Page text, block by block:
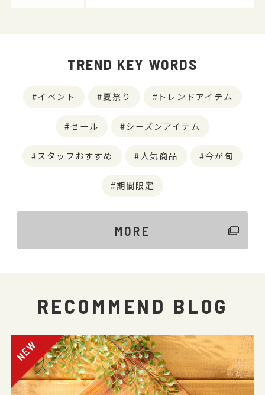
TREND KEY WORDS
イベント 夏祭り トレンドアイテム
セール シーズンアイテム
スタッフおすすめ 人気商品 今が旬
期間限定
MORE
RECOMMEND BLOG